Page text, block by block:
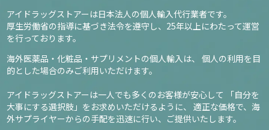
アイドラッグストアーは日本法人の個人輸入代行業者です。
厚生労働省の指導に基づき法令を遵守し、 25年以上にわたって運営
を行っております。
海外医薬品・化粧品・サプリメントの個人輸入は、
個人の利用を目
的とした場合のみご利用いただけます。
アイドラッグストアーは一人でも多くのお客様が安心して
「自分を
大事にする選択肢」をお求めいただけるように、
適正な価格で、海
外サプライヤーからの手配を迅速に行い、ご提供いたします。